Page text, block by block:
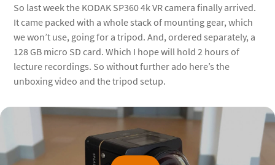
So last week the KODAK SP360 4k VR camera finally arrived.
It came packed with a whole stack of mounting gear, which
we won’t use, going for a tripod. And, ordered separately, a
128 GB micro SD card. Which I hope will hold 2 hours of
lecture recordings. So without further ado here’s the
unboxing video and the tripod setup.